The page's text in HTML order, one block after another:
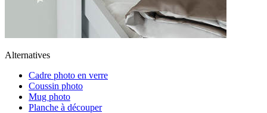
Alternatives
Cadre photo en verre
Coussin photo
Mug photo
Planche à découper